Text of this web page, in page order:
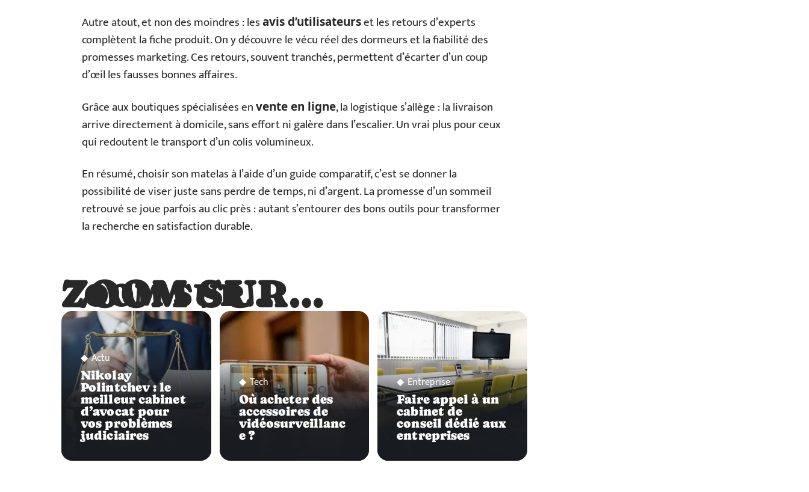
Autre atout, et non des moindres : lesavis d’utilisateurset les retours d’experts
complètent la fiche produit. On y découvre le vécu réel des dormeurs et la fiabilité des
promesses marketing. Ces retours, souvent tranchés, permettent d’écarter d’un coup
d’œil les fausses bonnes affaires.
Grâce aux boutiques spécialisées envente en ligne, la logistique s’allège : la livraison
arrive directement à domicile, sans effort ni galère dans l’escalier. Un vrai plus pour ceux
qui redoutent le transport d’un colis volumineux.
En résumé, choisir son matelas à l’aide d’un guide comparatif, c’est se donner la
possibilité de viser juste sans perdre de temps, ni d’argent. La promesse d’un sommeil
retrouvé se joue parfois au clic près : autant s’entourer des bons outils pour transformer
la recherche en satisfaction durable.
ZOOM SUR…
ZOOM SUR…
Actu
Nikolay
Polintchev : le
meilleur cabinet
d’avocat pour
vos problèmes
judiciaires
Tech
Où acheter des
accessoires de
vidéosurveillanc
e ?
Entreprise
Faire appel à un
cabinet de
conseil dédié aux
entreprises